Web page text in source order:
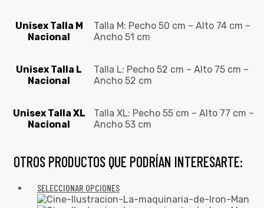
Unisex Talla M
Nacional
Talla M: Pecho 50 cm – Alto 74 cm –
Ancho 51 cm
Unisex Talla L
Nacional
Talla L: Pecho 52 cm – Alto 75 cm –
Ancho 52 cm
Unisex Talla XL
Nacional
Talla XL: Pecho 55 cm – Alto 77 cm –
Ancho 53 cm
OTROS PRODUCTOS QUE PODRÍAN INTERESARTE:
SELECCIONAR OPCIONES